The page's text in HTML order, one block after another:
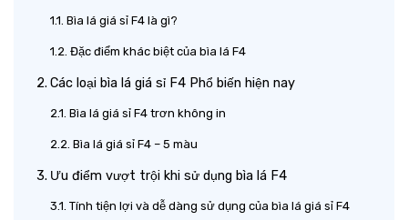
Bìa lá giá sỉ F4 là gì?
Đặc điểm khác biệt của bìa lá F4
Các loại bìa lá giá sỉ F4 Phổ biến hiện nay
Bìa lá giá sỉ F4 trơn không in
Bìa lá giá sỉ F4 – 5 màu
Ưu điểm vượt trội khi sử dụng bìa lá F4
Tính tiện lợi và dễ dàng sử dụng của bìa lá giá sỉ F4